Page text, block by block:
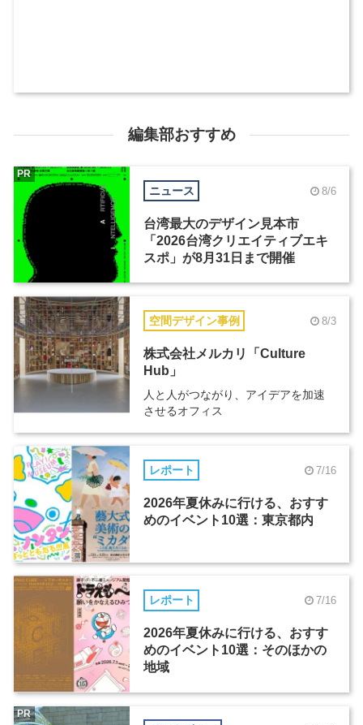
編集部おすすめ
ニュース 8/6
台湾最大のデザイン見本市
「2026台湾クリエイティブエキ
スポ」が8月31日まで開催
PR
空間デザイン事例 8/3
株式会社メルカリ「Culture
Hub」
人と人がつながり、アイデアを加速
させるオフィス
レポート 7/16
2026年夏休みに行ける、おすす
めのイベント10選：東京都内
レポート 7/16
2026年夏休みに行ける、おすす
めのイベント10選：そのほかの
地域
PR